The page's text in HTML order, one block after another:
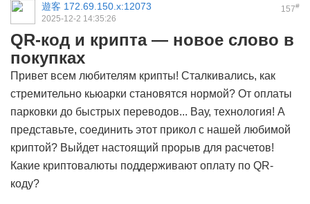
157#
遊客 172.69.150.x:12073
2025-12-2 14:35:26
QR-код и крипта — новое слово в
покупках
Привет всем любителям крипты! Сталкивались, как
стремительно кьюарки становятся нормой? От оплаты
парковки до быстрых переводов... Вау, технология! А
представьте, соединить этот прикол с нашей любимой
криптой? Выйдет настоящий прорыв для расчетов!
Какие криптовалюты поддерживают оплату по QR-
коду?